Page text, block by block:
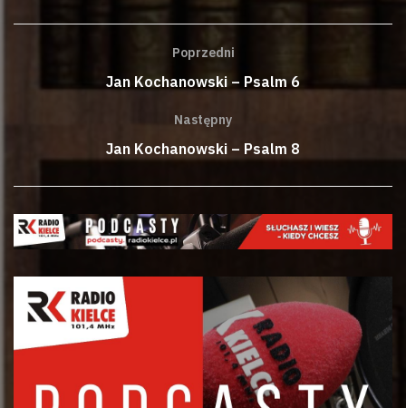
Poprzedni
Jan Kochanowski – Psalm 6
Następny
Jan Kochanowski – Psalm 8